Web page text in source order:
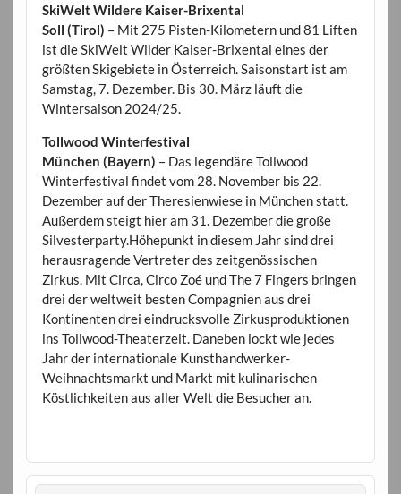
SkiWelt Wildere Kaiser-Brixental
Soll (Tirol) – Mit 275 Pisten-Kilometern und 81 Liften
ist die SkiWelt Wilder Kaiser-Brixental eines der
größten Skigebiete in Österreich. Saisonstart ist am
Samstag, 7. Dezember. Bis 30. März läuft die
Wintersaison 2024/25.
Tollwood Winterfestival
München (Bayern) – Das legendäre Tollwood
Winterfestival findet vom 28. November bis 22.
Dezember auf der Theresienwiese in München statt.
Außerdem steigt hier am 31. Dezember die große
Silvesterparty.Höhepunkt in diesem Jahr sind drei
herausragende Vertreter des zeitgenössischen
Zirkus. Mit Circa, Circo Zoé und The 7 Fingers bringen
drei der weltweit besten Compagnien aus drei
Kontinenten drei eindrucksvolle Zirkusproduktionen
ins Tollwood-Theaterzelt. Daneben lockt wie jedes
Jahr der internationale Kunsthandwerker-
Weihnachtsmarkt und Markt mit kulinarischen
Köstlichkeiten aus aller Welt die Besucher an.